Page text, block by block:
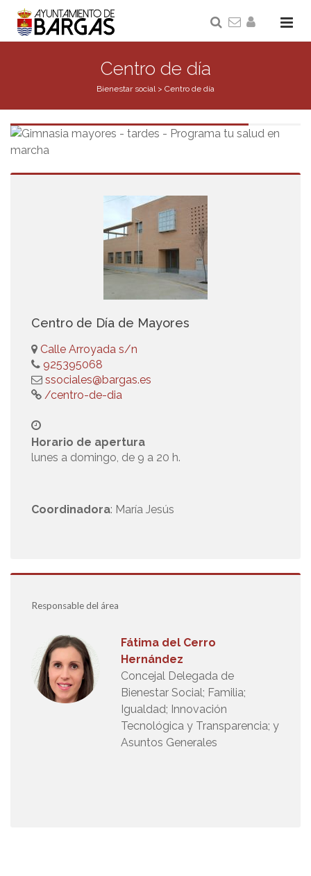
Centro de día
Bienestar social> Centro de día
Centro de Día de Mayores
Calle Arroyada s/n
925395068
ssociales@bargas.es
/centro-de-dia
Horario de apertura
lunes a domingo, de 9 a 20 h.
Coordinadora: María Jesús
Responsable del área
Fátima del Cerro
Hernández
Concejal Delegada de
Bienestar Social; Familia;
Igualdad; Innovación
Tecnológica y Transparencia; y
Asuntos Generales